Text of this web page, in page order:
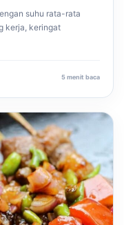
suhu rata-rata
kerja, keringat
5 menit baca